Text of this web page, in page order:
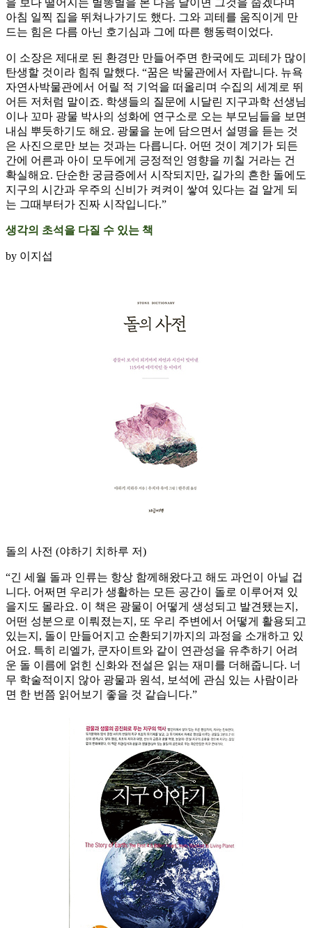
을 보다 떨어지는 별똥별을 본 다음 날이면 그것을 줍겠다며
아침 일찍 집을 뛰쳐나가기도 했다. 그와 괴테를 움직이게 만
드는 힘은 다름 아닌 호기심과 그에 따른 행동력이었다.
이 소장은 제대로 된 환경만 만들어주면 한국에도 괴테가 많이
탄생할 것이라 힘줘 말했다. “꿈은 박물관에서 자랍니다. 뉴욕
자연사박물관에서 어릴 적 기억을 떠올리며 수집의 세계로 뛰
어든 저처럼 말이죠. 학생들의 질문에 시달린 지구과학 선생님
이나 꼬마 광물 박사의 성화에 연구소로 오는 부모님들을 보면
내심 뿌듯하기도 해요. 광물을 눈에 담으면서 설명을 듣는 것
은 사진으로만 보는 것과는 다릅니다. 어떤 것이 계기가 되든
간에 어른과 아이 모두에게 긍정적인 영향을 끼칠 거라는 건
확실해요. 단순한 궁금증에서 시작되지만, 길가의 흔한 돌에도
지구의 시간과 우주의 신비가 켜켜이 쌓여 있다는 걸 알게 되
는 그때부터가 진짜 시작입니다.”
생각의 초석을 다질 수 있는 책
by 이지섭
돌의 사전 (야하기 치하루 저)
“긴 세월 돌과 인류는 항상 함께해왔다고 해도 과언이 아닐 겁
니다. 어쩌면 우리가 생활하는 모든 공간이 돌로 이루어져 있
을지도 몰라요. 이 책은 광물이 어떻게 생성되고 발견됐는지,
어떤 성분으로 이뤄졌는지, 또 우리 주변에서 어떻게 활용되고
있는지, 돌이 만들어지고 순환되기까지의 과정을 소개하고 있
어요. 특히 리엘가, 쿤자이트와 같이 연관성을 유추하기 어려
운 돌 이름에 얽힌 신화와 전설은 읽는 재미를 더해줍니다. 너
무 학술적이지 않아 광물과 원석, 보석에 관심 있는 사람이라
면 한 번쯤 읽어보기 좋을 것 같습니다.”